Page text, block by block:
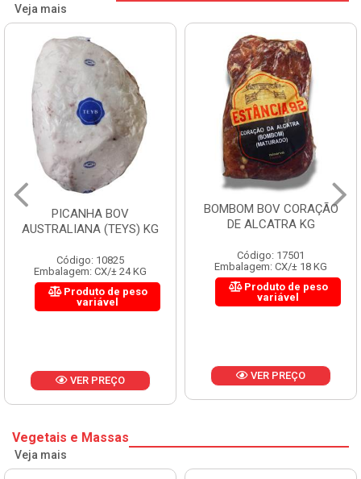
Veja mais
BOMBOM BOV CORAÇÃO
DE ALCATRA KG
Código: 17501
Embalagem: CX/± 18 KG
Produto de peso
variável
VER PREÇO
FILE DE COSTELA
ENTRECOTE ESTANCIA KG
Código: 18299
Embalagem: CX/± 14,4 KG
Produto de peso
variável
VER PREÇO
Vegetais e Massas
Veja mais